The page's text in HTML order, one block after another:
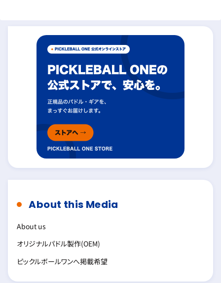
About this Media
About us
オリジナルパドル製作(OEM)
ピックルボールワンへ掲載希望